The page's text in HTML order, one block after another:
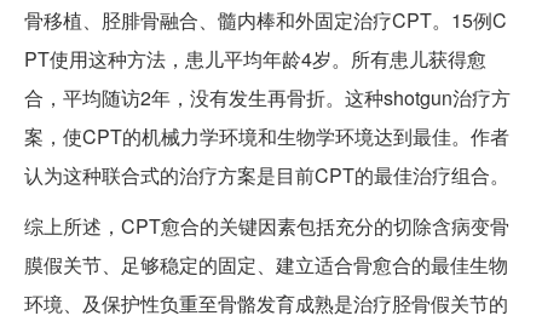
骨移植、胫腓骨融合、髓内棒和外固定治疗CPT。15例C
PT使用这种方法，患儿平均年龄4岁。所有患儿获得愈
合，平均随访2年，没有发生再骨折。这种shotgun治疗方
案，使CPT的机械力学环境和生物学环境达到最佳。作者
认为这种联合式的治疗方案是目前CPT的最佳治疗组合。
综上所述，CPT愈合的关键因素包括充分的切除含病变骨
膜假关节、足够稳定的固定、建立适合骨愈合的最佳生物
环境、及保护性负重至骨骼发育成熟是治疗胫骨假关节的